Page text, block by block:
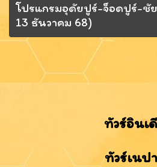
โปรแกรมอุดัยปูร์-จ็อดปูร์-ชั
13 ธันวาคม 68)
ทัวร์อินเ
ทัวร์เนป